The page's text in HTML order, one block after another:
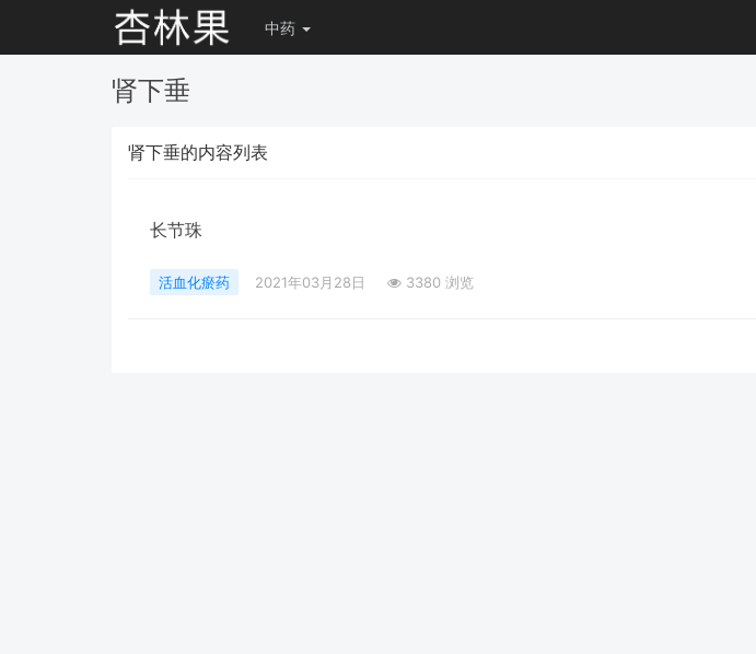
中药
肾下垂
肾下垂的内容列表
长节珠
活血化瘀药 2021年03月28日 3380 浏览